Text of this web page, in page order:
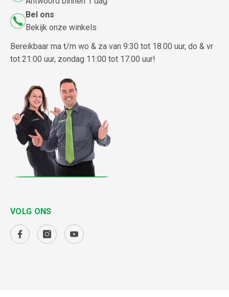
Bel ons
Bekijk onze winkels
Bereikbaar ma t/m wo & za van 9:30 tot 18.00 uur, do & vr
tot 21:00 uur, zondag 11:00 tot 17.00 uur!
VOLG ONS